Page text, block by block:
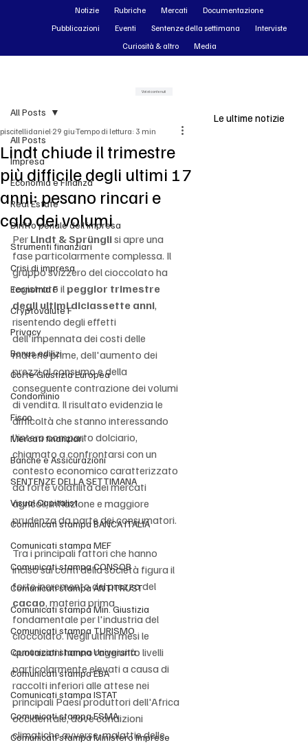
All Posts
Impresa
Economia e Finanza
Real Estate
Diritto penale dell'impresa
Strumenti finanziari
Crisi di impresa
Economia F
Cryptovalute F
Privacy
Bonus edilizi
Corte Giustizia Europea
Condominio
Fisco
Mercati finanziari
Banche e Assicurazioni
SENTENZE DELLA SETTIMANA
Visual Capitalist
Comunicati stampa BANCA ITALIA
Comunicati stampa MEF
Comunicati stampa CONSOB
Comunicati stampa ANTITRUST
Comunicati stampa Min. Giustizia
Comunicati stampa TURISMO
Comunicati stampa Università
Comunicati stampa EBA
Comunicati stampa ISTAT
Comunicati stampa ESMA
Comunicati stampa Ministero Imprese
All Posts
Lindt chiude il trimestre
più difficile degli ultimi 17
anni: pesano rincari e
calo dei volumi
piscitellidaniel 29 giuTempo di lettura: 3 min
Per Lindt & Sprüngli si apre una
fase particolarmente complessa. Il
gruppo svizzero del cioccolato ha
registrato il peggior trimestre
degli ultimi diciassette anni,
risentendo degli effetti
dell'impennata dei costi delle
materie prime, dell'aumento dei
prezzi al consumo e della
conseguente contrazione dei volumi
di vendita. Il risultato evidenzia le
difficoltà che stanno interessando
l'intero comparto dolciario,
chiamato a confrontarsi con un
contesto economico caratterizzato
da forte volatilità dei mercati
agricoli, inflazione e maggiore
prudenza da parte dei consumatori.
Tra i principali fattori che hanno
inciso sui conti della società figura il
forte incremento del prezzo del
cacao, materia prima
fondamentale per l'industria del
cioccolato. Negli ultimi mesi le
quotazioni hanno raggiunto livelli
particolarmente elevati a causa di
raccolti inferiori alle attese nei
principali Paesi produttori dell'Africa
occidentale, dove condizioni
climatiche avverse, malattie delle
Le ultime notizie
Notizie Rubriche Mercati
Documentazione
Pubblicazioni
Eventi Sentenze della settimana
Interviste
Curiosità & altro
Media
Vai ai contenuti